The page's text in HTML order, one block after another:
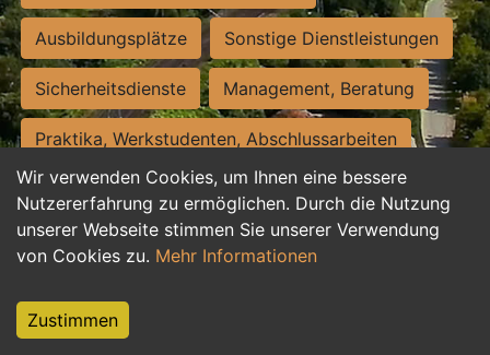
Wir verwenden Cookies, um Ihnen eine bessere
Nutzererfahrung zu ermöglichen. Durch die Nutzung
unserer Webseite stimmen Sie unserer Verwendung
von Cookies zu. Mehr Informationen
Zustimmen
Ausbildungsplätze Sonstige Dienstleistungen
Sicherheitsdienste Management, Beratung
Praktika, Werkstudenten, Abschlussarbeiten
Personalwesen Assistenz, Sekretariat
Hilfskräfte, Aushilfs- und Nebenjobs
Weiterbildung, Studium, duale Ausbildung